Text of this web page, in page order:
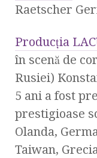
Raetscher
Producţia
în scenă de
Rusiei)
5 ani a fost
prestigioase
Olanda,
Taiwan,